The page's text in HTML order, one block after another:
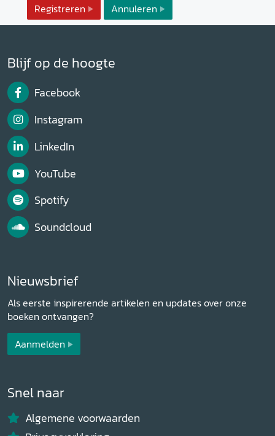
Registreren Annuleren
Blijf op de hoogte
Facebook
Instagram
LinkedIn
YouTube
Spotify
Soundcloud
Nieuwsbrief
Als eerste inspirerende artikelen en updates over onze
boeken ontvangen?
Aanmelden
Snel naar
Algemene voorwaarden